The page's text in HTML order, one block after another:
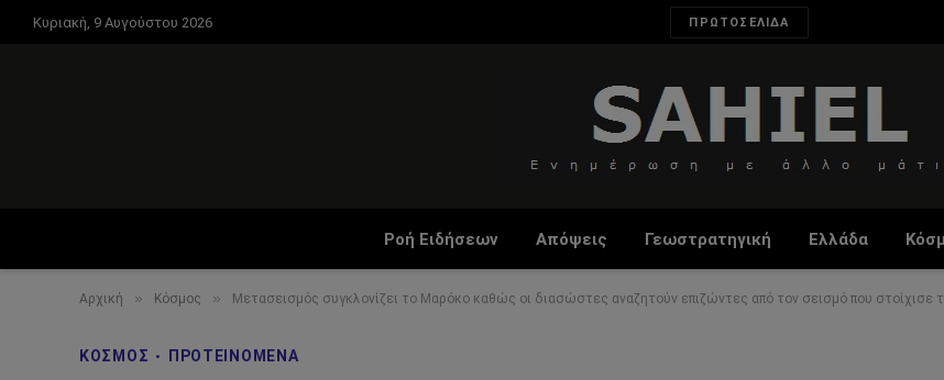
Κυριακή, 9 Αυγούστου 2026 ΠΡΩΤΟΣΕΛΙΔΑ
Ροή Ειδήσεων Απόψεις Γεωστρατηγική Ελλάδα
Αρχική » Κόσμος » Μετασεισμός συγκλονίζει το Μαρόκο καθώς οι διασώστες αναζητούν επιζώντες από τον σεισμό που
ΚΌΣΜΟΣ ΠΡΟΤΕΙΝΌΜΕΝΑ